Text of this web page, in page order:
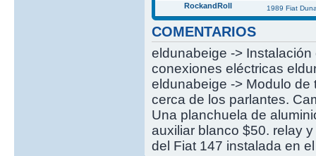
RockandRoll 1989 Fiat
COMENTARIOS
eldunabeige ->
conexiones eléctricas
eldunabeige -> Modulo
cerca de los parlantes.
Una planchuela de
auxiliar blanco $50. relay
del Fiat 147 instalada en